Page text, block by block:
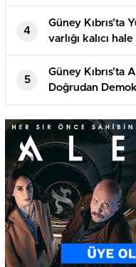
4
Güney Kıbrıs’ta
varlığı kalıcı
5
Güney Kıbrıs’ta
Doğrudan
seçimde